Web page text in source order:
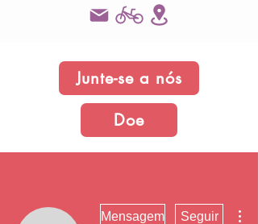
Junte-se a nós
Doe
Mensagem Seguir